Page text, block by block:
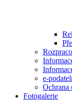
e-
Ochrana
Fotogalerie